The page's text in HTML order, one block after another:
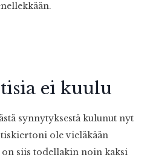
ei kuulu
synnytyksestä kulunut nyt
ole vieläkään
siis todellakin noin kaksi